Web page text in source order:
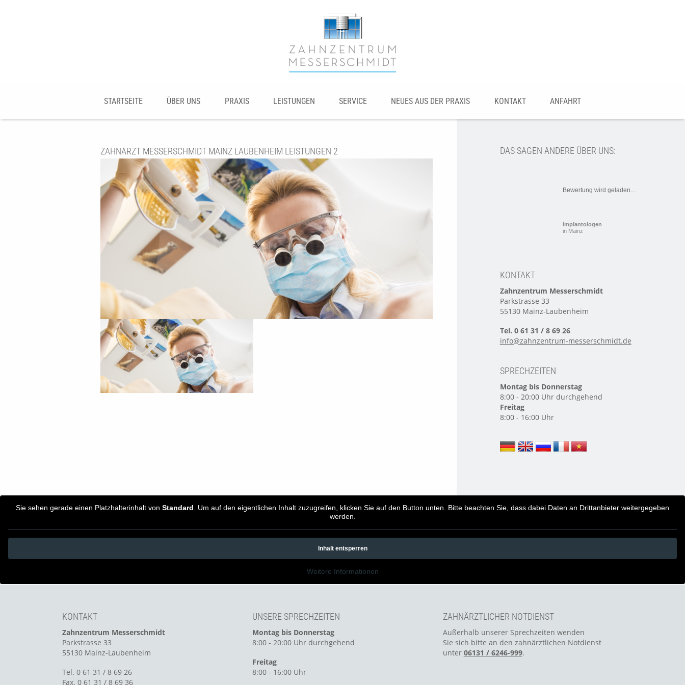
STARTSEITE ÜBER UNS PRAXIS LEISTUNGEN SERVICE NEUES AUS DER PRAXIS KONTAKT ANFAHRT
ZAHNARZT MESSERSCHMIDT MAINZ LAUBENHEIM LEISTUNGEN 2 DAS SAGEN ANDERE ÜBER UNS:
Bewertung wird geladen...
Implantologen
in Mainz
KONTAKT
Zahnzentrum Messerschmidt
Parkstrasse 33
55130 Mainz-Laubenheim
Tel. 0 61 31 / 8 69 26
info@zahnzentrum-messerschmidt.de
SPRECHZEITEN
Montag bis Donnerstag
8:00 - 20:00 Uhr durchgehend
Freitag
8:00 - 16:00 Uhr
Sie sehen gerade einen Platzhalterinhalt von Standard. Um auf den eigentlichen Inhalt zuzugreifen, klicken Sie auf den Button unten. Bitte beachten Sie, dass dabei Daten an Drittanbieter weitergegeben
werden.
Inhalt entsperren
Weitere Informationen
KONTAKT
Zahnzentrum Messerschmidt
Parkstrasse 33
55130 Mainz-Laubenheim
Tel. 0 61 31 / 8 69 26
Fax. 0 61 31 / 8 69 36
UNSERE SPRECHZEITEN
Montag bis Donnerstag
8:00 - 20:00 Uhr durchgehend
Freitag
8:00 - 16:00 Uhr
ZAHNÄRZTLICHER NOTDIENST
Außerhalb unserer Sprechzeiten wenden
Sie sich bitte an den zahnärztlichen Notdienst
unter 06131 / 6246-999.